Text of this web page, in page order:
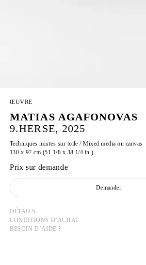
ŒUVRE
MATIAS AGAFONOVAS
9.HERSE, 2025
Techniques mixtes sur toile / Mixed media on canvas
130 x 97 cm (51 1/8 x 38 1/4 in.)
Prix sur demande
Demander
DÉTAILS
CONDITIONS D’ACHAT
BESOIN D’AIDE ?